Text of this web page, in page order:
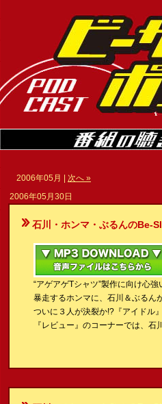
2006年05月 | 次へ »
2006年05月30日
石川・ホンマ・ぶるんのBe-
“アゲアゲTシャツ”製作に向け心強
暴走するホンマに、石川＆ぶるん
ついに３人が決裂か!?『アイドル
『レビュー』のコーナーでは、